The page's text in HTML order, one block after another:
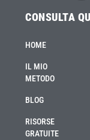
CONSULTA
HOME
IL MIO
METODO
BLOG
RISORSE
GRATUITE